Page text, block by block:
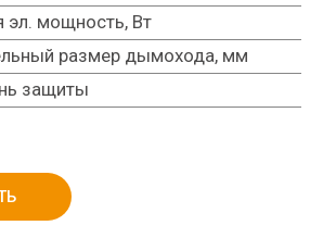
эл. мощность, Вт
размер дымохода, мм
защиты